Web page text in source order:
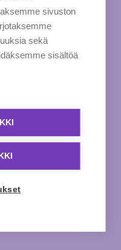
sivuston
sekä
sisältöä